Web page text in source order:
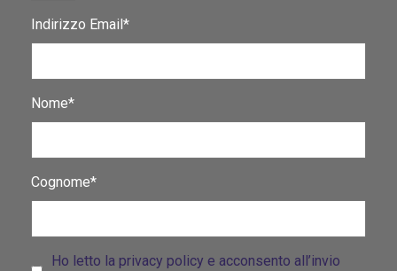
Indirizzo Email*
Nome*
Cognome*
Ho letto la privacy policy e acconsento all’invio